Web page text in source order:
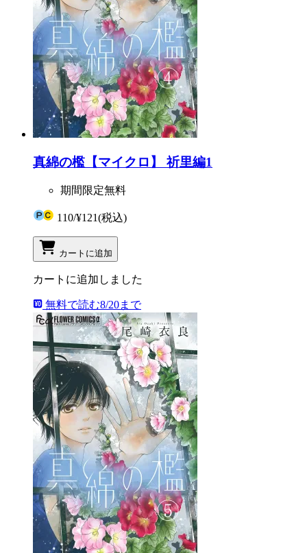
真綿の檻【マイクロ】 祈里編1
期間限定無料
110/¥121(税込)
カートに追加
カートに追加しました
無料で読む8/20まで